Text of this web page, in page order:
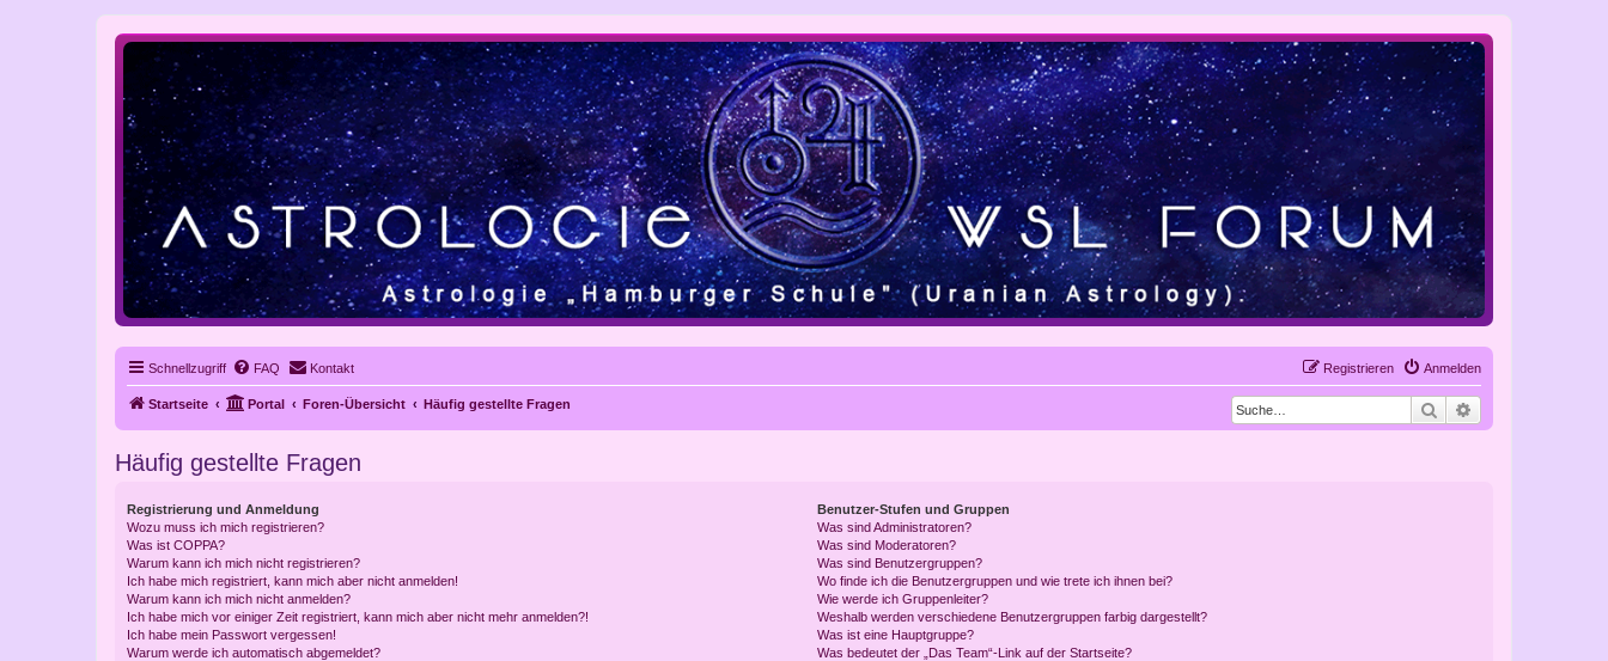
Schnellzugriff FAQ Kontakt Anmelden
Registrieren
Startseite Portal Foren-Übersicht Häufig gestellte Fragen Suche
Häufig gestellte Fragen
Registrierung und Anmeldung
Wozu muss ich mich registrieren?
Was ist COPPA?
Warum kann ich mich nicht registrieren?
Ich habe mich registriert, kann mich aber nicht anmelden!
Warum kann ich mich nicht anmelden?
Ich habe mich vor einiger Zeit registriert, kann mich aber nicht mehr anmelden?!
Ich habe mein Passwort vergessen!
Warum werde ich automatisch abgemeldet?
Benutzer-Stufen und Gruppen
Was sind Administratoren?
Was sind Moderatoren?
Was sind Benutzergruppen?
Wo finde ich die Benutzergruppen und wie trete ich ihnen bei?
Wie werde ich Gruppenleiter?
Weshalb werden verschiedene Benutzergruppen farbig dargestellt?
Was ist eine Hauptgruppe?
Was bedeutet der „Das Team“-Link auf der Startseite?